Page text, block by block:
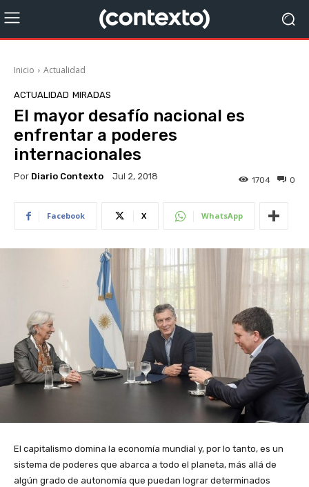
Inicio Actualidad
ACTUALIDAD MIRADAS
El mayor desafío nacional es
enfrentar a poderes
internacionales
Por Diario Contexto Jul 2, 2018 0
1704
Facebook X WhatsApp
El capitalismo domina la economía mundial y, por lo tanto, es un
sistema de poderes que abarca a todo el planeta, más allá de
algún grado de autonomía que puedan lograr determinados